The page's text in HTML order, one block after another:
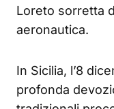
Loreto sorretta
aeronautica.
In Sicilia, l’8
profonda